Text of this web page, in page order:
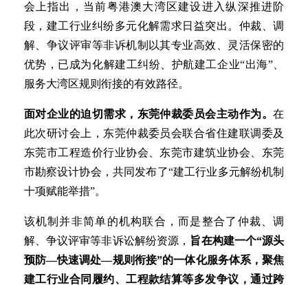
会上指出，当前粤港澳大湾区建设进入纵深推进阶
段，建工行业纠纷多元化解需求日益突出。仲裁、调
解、争议评审等非诉机制以其专业高效、灵活保密的
优势，已成为化解建工纠纷、护航建工企业“出海”、
服务大湾区规则衔接的有效路径。
面对企业的迫切需求，东莞仲裁委员会主动作为。在
此次研讨会上，东莞仲裁委员会联合省住建联调委及
东莞市工程造价行业协会、东莞市建筑业协会、东莞
市勘察设计协会，共同发布了“建工行业多元解纷机制
十项赋能举措”。
该机制并非简单的机构联合，而是整合了仲裁、调
解、争议评审等非诉讼解纷资源， 旨在构建一个“源头
预防—快速调处—规则衔接”的一体化服务体系，聚焦
建工行业合同履约、工程款结算等多发争议，通过跨